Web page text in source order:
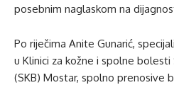
posebnim naglaskom na
Po riječima Anite Gunarić,
u Klinici za kožne i spolne
(SKB) Mostar, spolno prenosive